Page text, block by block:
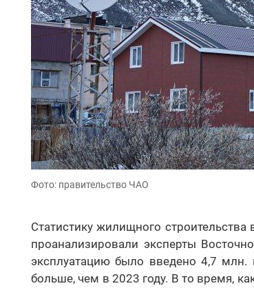
Фото: правительство ЧАО
Статистику жилищного
проанализировали эксперты
эксплуатацию было введено 4,7
больше, чем в 2023 году. В то время,